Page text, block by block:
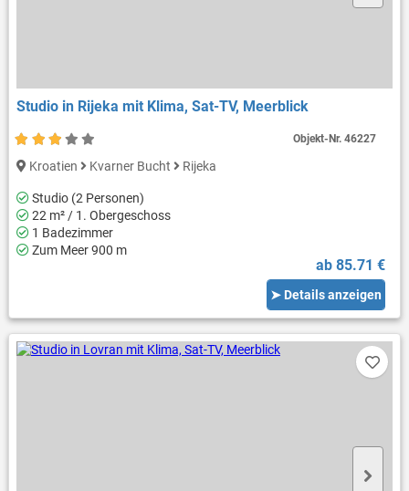
Studio in Rijeka mit Klima, Sat-TV, Meerblick
Kroatien Kvarner Bucht Rijeka
Studio (2 Personen)
22 m² / 1. Obergeschoss
1 Badezimmer
Zum Meer 900 m
ab 85.71 €
➤ Details anzeigen
Objekt-Nr.46227